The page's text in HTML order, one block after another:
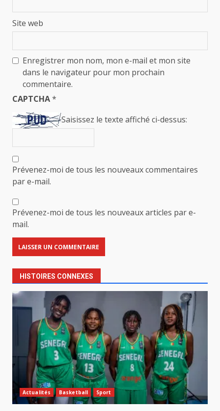
Site web
Enregistrer mon nom, mon e-mail et mon site
dans le navigateur pour mon prochain
commentaire.
CAPTCHA*
Saisissez le texte affiché ci-dessus:
Prévenez-moi de tous les nouveaux commentaires
par e-mail.
Prévenez-moi de tous les nouveaux articles par e-
mail.
HISTOIRES CONNEXES
Actualités Basketball Sport